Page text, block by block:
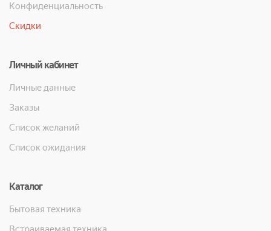
Конфиденциальность
Скидки
Личный кабинет
Личные данные
Заказы
Список желаний
Список ожидания
Каталог
Бытовая техника